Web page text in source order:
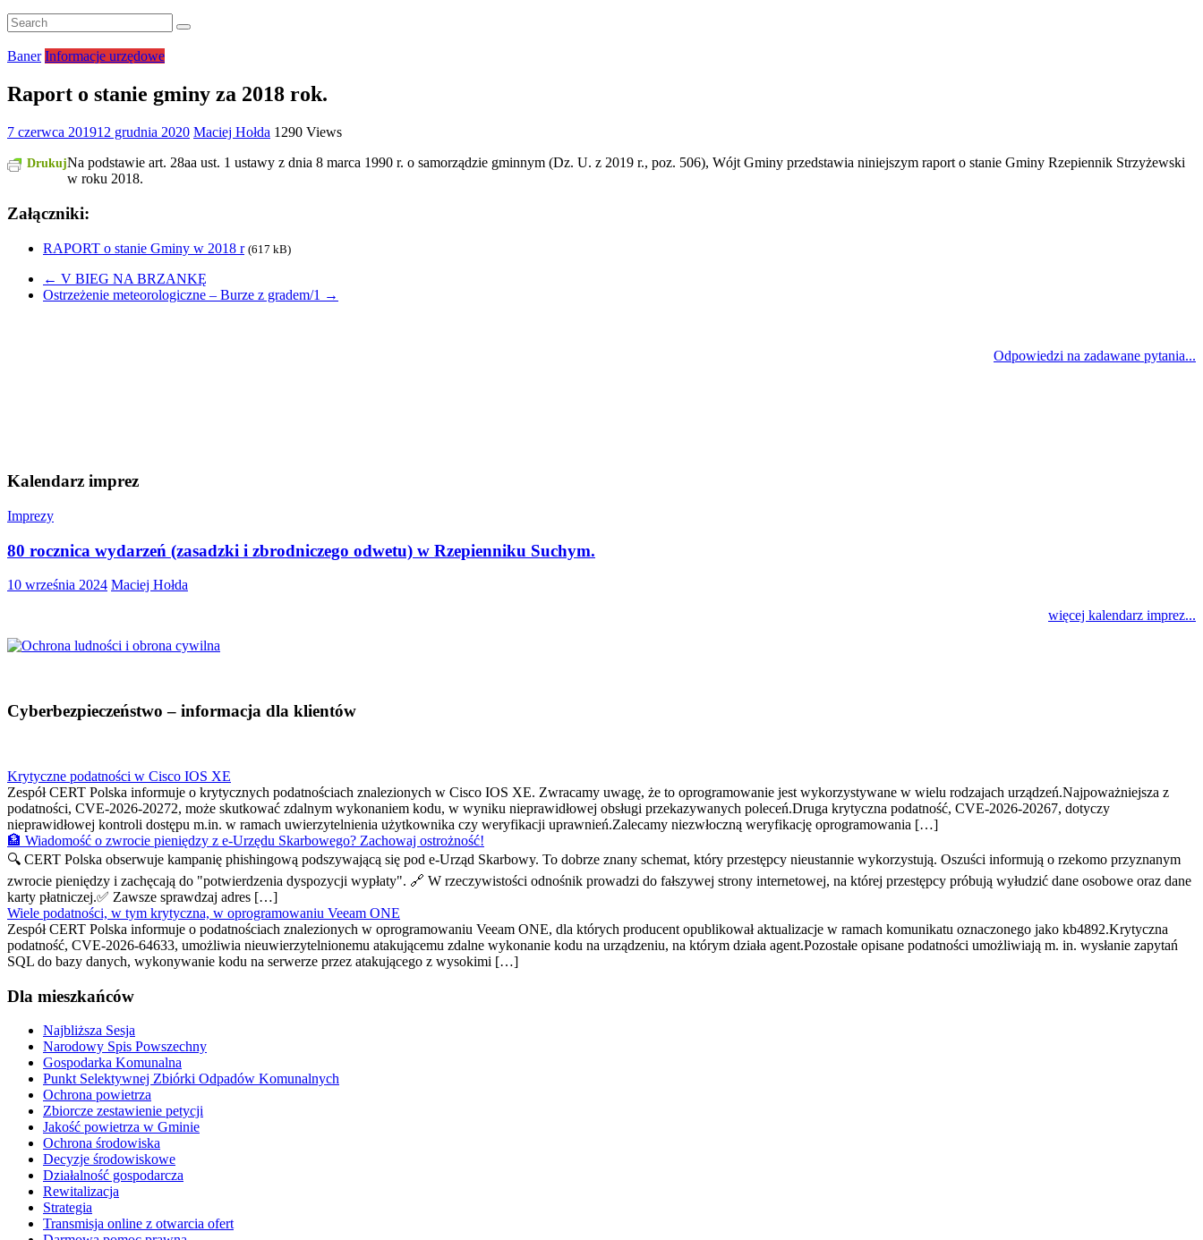
Baner Informacje urzędowe
Raport o stanie gminy za 2018 rok.
7 czerwca 201912 grudnia 2020 Maciej Hołda 1290 Views
DrukujNa podstawie art. 28aa ust. 1 ustawy z dnia 8 marca 1990 r. o samorządzie gminnym (Dz. U. z 2019 r., poz. 506), Wójt Gminy przedstawia niniejszym raport o stanie Gminy Rzepiennik Strzyżewski
w roku 2018.
Załączniki:
RAPORT o stanie Gminy w 2018 r (617 kB)
← V BIEG NA BRZANKĘ
Ostrzeżenie meteorologiczne – Burze z gradem/1 →
Odpowiedzi na zadawane pytania...
Kalendarz imprez
Imprezy
80 rocznica wydarzeń (zasadzki i zbrodniczego odwetu) w Rzepienniku Suchym.
10 września 2024 Maciej Hołda
więcej kalendarz imprez...
Cyberbezpieczeństwo – informacja dla klientów
Krytyczne podatności w Cisco IOS XE
Zespół CERT Polska informuje o krytycznych podatnościach znalezionych w Cisco IOS XE. Zwracamy uwagę, że to oprogramowanie jest wykorzystywane w wielu rodzajach urządzeń.Najpoważniejsza z
podatności, CVE-2026-20272, może skutkować zdalnym wykonaniem kodu, w wyniku nieprawidłowej obsługi przekazywanych poleceń.Druga krytyczna podatność, CVE-2026-20267, dotyczy
nieprawidłowej kontroli dostępu m.in. w ramach uwierzytelnienia użytkownika czy weryfikacji uprawnień.Zalecamy niezwłoczną weryfikację oprogramowania […]
🏦 Wiadomość o zwrocie pieniędzy z e-Urzędu Skarbowego? Zachowaj ostrożność!
🔍 CERT Polska obserwuje kampanię phishingową podszywającą się pod e-Urząd Skarbowy. To dobrze znany schemat, który przestępcy nieustannie wykorzystują. Oszuści informują o rzekomo przyznanym
zwrocie pieniędzy i zachęcają do "potwierdzenia dyspozycji wypłaty". 🔗 W rzeczywistości odnośnik prowadzi do fałszywej strony internetowej, na której przestępcy próbują wyłudzić dane osobowe oraz dane
karty płatniczej.✅ Zawsze sprawdzaj adres […]
Wiele podatności, w tym krytyczna, w oprogramowaniu Veeam ONE
Zespół CERT Polska informuje o podatnościach znalezionych w oprogramowaniu Veeam ONE, dla których producent opublikował aktualizacje w ramach komunikatu oznaczonego jako kb4892.Krytyczna
podatność, CVE-2026-64633, umożliwia nieuwierzytelnionemu atakującemu zdalne wykonanie kodu na urządzeniu, na którym działa agent.Pozostałe opisane podatności umożliwiają m. in. wysłanie zapytań
SQL do bazy danych, wykonywanie kodu na serwerze przez atakującego z wysokimi […]
Dla mieszkańców
Najbliższa Sesja
Narodowy Spis Powszechny
Gospodarka Komunalna
Punkt Selektywnej Zbiórki Odpadów Komunalnych
Ochrona powietrza
Zbiorcze zestawienie petycji
Jakość powietrza w Gminie
Ochrona środowiska
Decyzje środowiskowe
Działalność gospodarcza
Rewitalizacja
Strategia
Transmisja online z otwarcia ofert